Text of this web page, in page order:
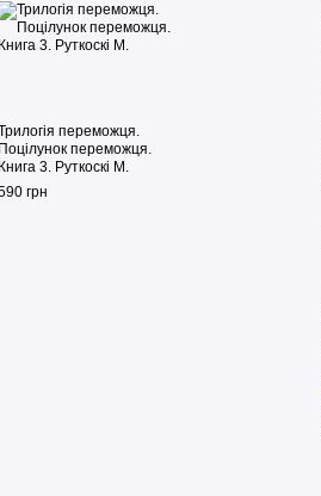
переможця.
Поцілунок переможця.
Книга 3. Руткоскі М.
грн